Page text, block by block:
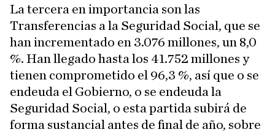
La tercera en importancia son las
Transferencias a la Seguridad Social, que se
han incrementado en 3.076 millones, un 8,0
%. Han llegado hasta los 41.752 millones y
tienen comprometido el 96,3 %, así que o se
endeuda el Gobierno, o se endeuda la
Seguridad Social, o esta partida subirá de
forma sustancial antes de final de año, sobre